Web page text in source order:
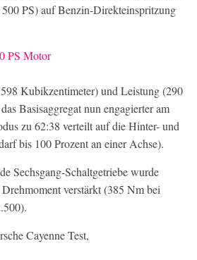
PS) auf Benzin-Direkteinspritzung
Kubikzentimeter) und Leistung (290
Basisaggregat nun engagierter am
zu 62:38 verteilt auf die Hinter- und
bis 100 Prozent an einer Achse).
Sechsgang-Schaltgetriebe wurde
verstärkt (385 Nm bei